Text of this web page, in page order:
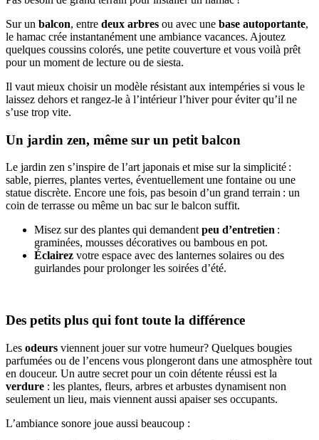
Sur un balcon, entre deux arbres ou avec une base autoportante,
le hamac crée instantanément une ambiance vacances. Ajoutez
quelques coussins colorés, une petite couverture et vous voilà prêt
pour un moment de lecture ou de siesta.
Il vaut mieux choisir un modèle résistant aux intempéries si vous le
laissez dehors et rangez-le à l’intérieur l’hiver pour éviter qu’il ne
s’use trop vite.
Un jardin zen, même sur un petit balcon
Le jardin zen s’inspire de l’art japonais et mise sur la simplicité :
sable, pierres, plantes vertes, éventuellement une fontaine ou une
statue discrète. Encore une fois, pas besoin d’un grand terrain : un
coin de terrasse ou même un bac sur le balcon suffit.
Misez sur des plantes qui demandent peu d’entretien :
graminées, mousses décoratives ou bambous en pot.
Éclairez votre espace avec des lanternes solaires ou des
guirlandes pour prolonger les soirées d’été.
Des petits plus qui font toute la différence
Les odeurs viennent jouer sur votre humeur? Quelques bougies
parfumées ou de l’encens vous plongeront dans une atmosphère tout
en douceur. Un autre secret pour un coin détente réussi est la
verdure : les plantes, fleurs, arbres et arbustes dynamisent non
seulement un lieu, mais viennent aussi apaiser ses occupants.
L’ambiance sonore joue aussi beaucoup :